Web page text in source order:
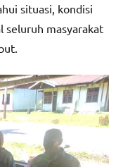
situasi, kondisi
seluruh masyarakat